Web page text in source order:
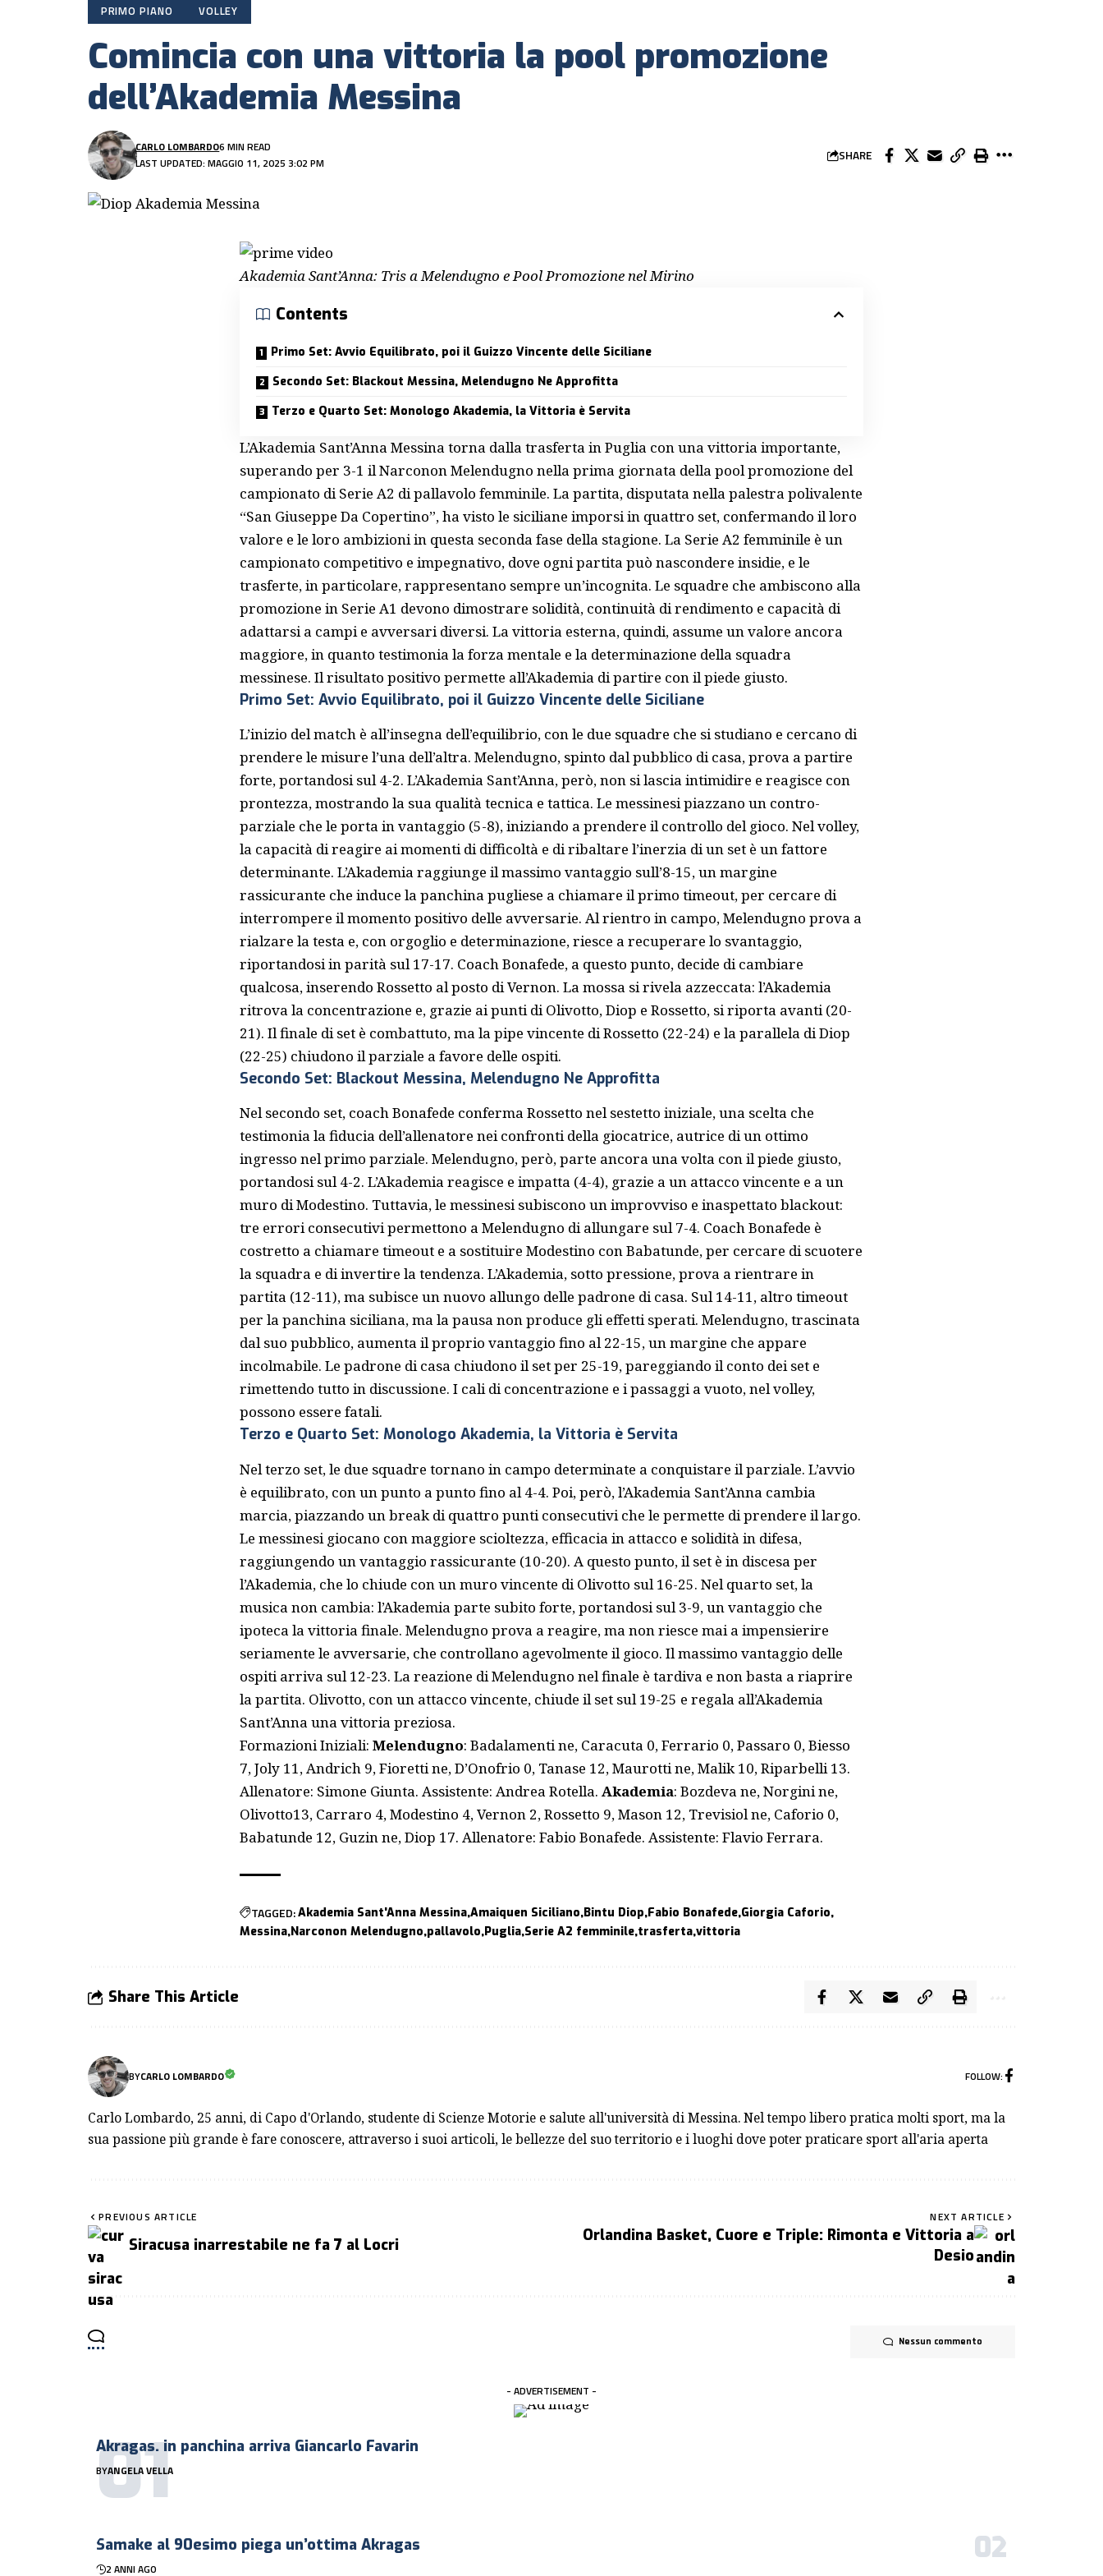
PRIMO PIANO VOLLEY
Comincia con una vittoria la pool promozione
dell’Akademia Messina
LAST UPDATED: MAGGIO 11, 2025 3:02 PM
CARLO LOMBARDO6 MIN READ SHARE
Akademia Sant’Anna: Tris a Melendugno e Pool Promozione nel Mirino
Contents
Primo Set: Avvio Equilibrato, poi il Guizzo Vincente delle Siciliane
Secondo Set: Blackout Messina, Melendugno Ne Approfitta
Terzo e Quarto Set: Monologo Akademia, la Vittoria è Servita
L’Akademia Sant’AnnaMessinatorna dalla trasferta in Puglia con una vittoria importante,
superando per 3-1 il Narconon Melendugno nella prima giornata della pool promozione del
campionato di Serie A2 di pallavolo femminile. La partita, disputata nella palestra polivalente
“San Giuseppe Da Copertino”, ha visto le siciliane imporsi in quattro set, confermando il loro
valore e le loro ambizioni in questa seconda fase della stagione. La Serie A2 femminile è un
campionato competitivo e impegnativo, dove ogni partita può nascondere insidie, e le
trasferte, in particolare, rappresentano sempre un’incognita. Le squadre che ambiscono alla
promozione in Serie A1 devono dimostrare solidità, continuità di rendimento e capacità di
adattarsi a campi e avversari diversi. La vittoria esterna, quindi, assume un valore ancora
maggiore, in quanto testimonia la forza mentale e la determinazione della squadra
messinese. Il risultato positivo permette all’Akademia di partire con il piede giusto.
Primo Set: Avvio Equilibrato, poi il Guizzo Vincente delle Siciliane
L’inizio del match è all’insegna dell’equilibrio, con le due squadre che si studiano e cercano di
prendere le misure l’una dell’altra. Melendugno, spinto dal pubblico di casa, prova a partire
forte, portandosi sul 4-2. L’Akademia Sant’Anna, però, non si lascia intimidire e reagisce con
prontezza, mostrando la sua qualità tecnica e tattica. Le messinesi piazzano un contro-
parziale che le porta in vantaggio (5-8), iniziando a prendere il controllo del gioco. Nel volley,
la capacità di reagire ai momenti di difficoltà e di ribaltare l’inerzia di un set è un fattore
determinante. L’Akademia raggiunge il massimo vantaggio sull’8-15, un margine
rassicurante che induce la panchina pugliese a chiamare il primo timeout, per cercare di
interrompere il momento positivo delle avversarie. Al rientro in campo, Melendugno prova a
rialzare la testa e, con orgoglio e determinazione, riesce a recuperare lo svantaggio,
riportandosi in parità sul 17-17. Coach Bonafede, a questo punto, decide di cambiare
qualcosa, inserendo Rossetto al posto di Vernon. La mossa si rivela azzeccata: l’Akademia
ritrova la concentrazione e, grazie ai punti di Olivotto, Diop e Rossetto, si riporta avanti (20-
21). Il finale di set è combattuto, ma la pipe vincente di Rossetto (22-24) e la parallela di Diop
(22-25) chiudono il parziale a favore delle ospiti.
Secondo Set: Blackout Messina, Melendugno Ne Approfitta
Nel secondo set, coach Bonafede conferma Rossetto nel sestetto iniziale, una scelta che
testimonia la fiducia dell’allenatore nei confronti della giocatrice, autrice di un ottimo
ingresso nel primo parziale. Melendugno, però, parte ancora una volta con il piede giusto,
portandosi sul 4-2. L’Akademia reagisce e impatta (4-4), grazie a un attacco vincente e a un
muro di Modestino. Tuttavia, le messinesi subiscono un improvviso e inaspettato blackout:
tre errori consecutivi permettono a Melendugno di allungare sul 7-4. Coach Bonafede è
costretto a chiamare timeout e a sostituire Modestino con Babatunde, per cercare di scuotere
la squadra e di invertire la tendenza. L’Akademia, sotto pressione, prova a rientrare in
partita (12-11), ma subisce un nuovo allungo delle padrone di casa. Sul 14-11, altro timeout
per la panchina siciliana, ma la pausa non produce gli effetti sperati. Melendugno, trascinata
dal suo pubblico, aumenta il proprio vantaggio fino al 22-15, un margine che appare
incolmabile. Le padrone di casa chiudono il set per 25-19, pareggiando il conto dei set e
rimettendo tutto in discussione. I cali di concentrazione e i passaggi a vuoto, nelvolley,
possono essere fatali.
Terzo e Quarto Set: Monologo Akademia, la Vittoria è Servita
Nel terzo set, le due squadre tornano in campo determinate a conquistare il parziale. L’avvio
è equilibrato, con un punto a punto fino al 4-4. Poi, però, l’Akademia Sant’Anna cambia
marcia, piazzando un break di quattro punti consecutivi che le permette di prendere il largo.
Le messinesi giocano con maggiore scioltezza, efficacia in attacco e solidità in difesa,
raggiungendo un vantaggio rassicurante (10-20). A questo punto, il set è in discesa per
l’Akademia, che lo chiude con un muro vincente di Olivotto sul 16-25. Nel quarto set, la
musica non cambia: l’Akademia parte subito forte, portandosi sul 3-9, un vantaggio che
ipoteca la vittoria finale. Melendugno prova a reagire, ma non riesce mai a impensierire
seriamente le avversarie, che controllano agevolmente il gioco. Il massimo vantaggio delle
ospiti arriva sul 12-23. La reazione di Melendugno nel finale è tardiva e non basta a riaprire
la partita. Olivotto, con un attacco vincente, chiude il set sul 19-25 e regala all’Akademia
Sant’Anna una vittoria preziosa.
Formazioni Iniziali: Melendugno: Badalamenti ne, Caracuta 0, Ferrario 0, Passaro 0, Biesso
7, Joly 11, Andrich 9, Fioretti ne, D’Onofrio 0, Tanase 12, Maurotti ne, Malik 10, Riparbelli 13.
Allenatore: Simone Giunta. Assistente: Andrea Rotella. Akademia: Bozdeva ne, Norgini ne,
Olivotto13, Carraro 4, Modestino 4, Vernon 2, Rossetto 9, Mason 12, Trevisiol ne, Caforio 0,
Babatunde 12, Guzin ne, Diop 17. Allenatore: Fabio Bonafede. Assistente: Flavio Ferrara.
TAGGED:Akademia Sant'Anna Messina Amaiquen Siciliano Bintu Diop Fabio Bonafede Giorgia Caforio
Messina Narconon Melendugno pallavolo Puglia Serie A2 femminile trasferta vittoria
Share This Article
BYCARLO LOMBARDO FOLLOW:
Carlo Lombardo, 25 anni, di Capo d'Orlando, studente di Scienze Motorie e salute all'università di Messina. Nel tempo libero pratica molti sport, ma la
sua passione più grande è fare conoscere, attraverso i suoi articoli, le bellezze del suo territorio e i luoghi dove poter praticare sport all'aria aperta
PREVIOUS ARTICLE
Siracusa inarrestabile ne fa 7 al Locri
NEXT ARTICLE
Orlandina Basket, Cuore e Triple: Rimonta e Vittoria a
Desio
Nessun commento
- ADVERTISEMENT -
Akragas. in panchina arriva Giancarlo Favarin
BYANGELA VELLA
Samake al 90esimo piega un’ottima Akragas
2 ANNI AGO